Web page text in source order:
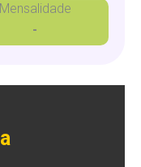
Mensalidade
-